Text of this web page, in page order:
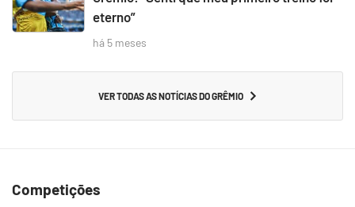
eterno”
há 5 meses
VER TODAS AS NOTÍCIAS DO GRÊMIO
Competições